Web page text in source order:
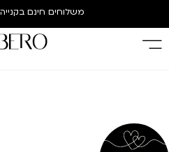
משלוחים חינם בקנייה